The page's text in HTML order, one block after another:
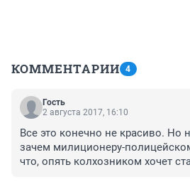
КОММЕНТАРИИ 4
Гость
2 августа 2017, 16:10
Все это конечно не красиво. Но
зачем милиционеру-
что, опять колхозником хочет